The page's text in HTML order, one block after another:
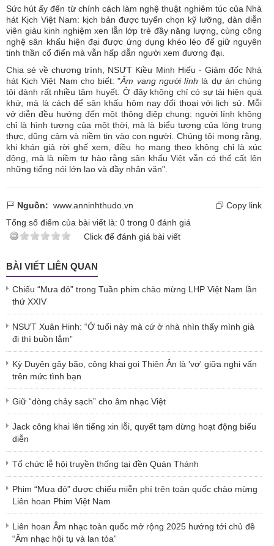
Sức hút ấy đến từ chính cách làm nghệ thuật nghiêm túc của Nhà
hát Kịch Việt Nam: kịch bản được tuyển chọn kỹ lưỡng, dàn diễn
viên giàu kinh nghiệm xen lẫn lớp trẻ đầy năng lượng, cùng công
nghệ sân khấu hiện đại được ứng dụng khéo léo để giữ nguyên
tinh thần cổ điển mà vẫn hấp dẫn người xem đương đại.
Chia sẻ về chương trình, NSƯT Kiều Minh Hiếu - Giám đốc Nhà
hát Kịch Việt Nam cho biết: "Âm vang người lính là dự án chúng
tôi dành rất nhiều tâm huyết. Ở đây không chỉ có sự tái hiện quá
khứ, mà là cách để sân khấu hôm nay đối thoại với lịch sử. Mỗi
vở diễn đều hướng đến một thông điệp chung: người lính không
chỉ là hình tượng của một thời, mà là biểu tượng của lòng trung
thực, dũng cảm và niềm tin vào con người. Chúng tôi mong rằng,
khi khán giả rời ghế xem, điều họ mang theo không chỉ là xúc
động, mà là niềm tự hào rằng sân khấu Việt vẫn có thể cất lên
những tiếng nói lớn lao và đầy nhân văn".
Nguồn: www.anninhthudo.vn
Copy link
Tổng số điểm của bài viết là: 0 trong 0 đánh giá
Click để đánh giá bài viết
BÀI VIẾT LIÊN QUAN
Chiếu “Mưa đỏ” trong Tuần phim chào mừng LHP Việt Nam lần
thứ XXIV
NSƯT Xuân Hinh: “Ở tuổi này mà cứ ở nhà nhìn thấy mình già
đi thì buồn lắm”
Kỳ Duyên gây bão, công khai gọi Thiên Ân là 'vợ' giữa nghi vấn
trên mức tình bạn
Giữ “dòng chảy sạch” cho âm nhạc Việt
Jack công khai lên tiếng xin lỗi, quyết tạm dừng hoạt động biểu
diễn
Tổ chức lễ hội truyền thống tại đền Quán Thánh
Phim “Mưa đỏ” được chiếu miễn phí trên toàn quốc chào mừng
Liên hoan Phim Việt Nam
Liên hoan Âm nhạc toàn quốc mở rộng 2025 hướng tới chủ đề
“Âm nhạc hội tụ và lan tỏa”